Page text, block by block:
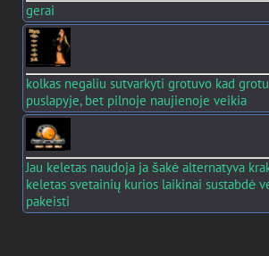
gerai
kolkas negaliu sutvarkyti grotuvo kad
puslapyje, bet pilnoje naujienoje veikia
Jau keletas naudoja ja šakė alternatyva
keletas svetainių kurios laikinai sustabdė
pakeisti